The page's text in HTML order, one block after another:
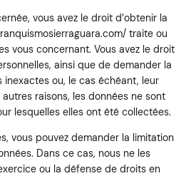
vous avez le droit d’obtenir la
traite ou
vous concernant. Vous avez le droit
ainsi que de demander la
ou, le cas échéant, leur
raisons, les données ne sont
lesquelles elles ont été collectées.
vous pouvez demander la limitation
Dans ce cas, nous ne les
ou la défense de droits en